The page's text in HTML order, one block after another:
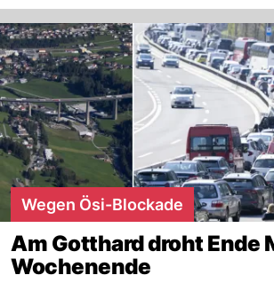
Wegen Ösi-Blockade
Am Gotthard droht Ende
Wochenende